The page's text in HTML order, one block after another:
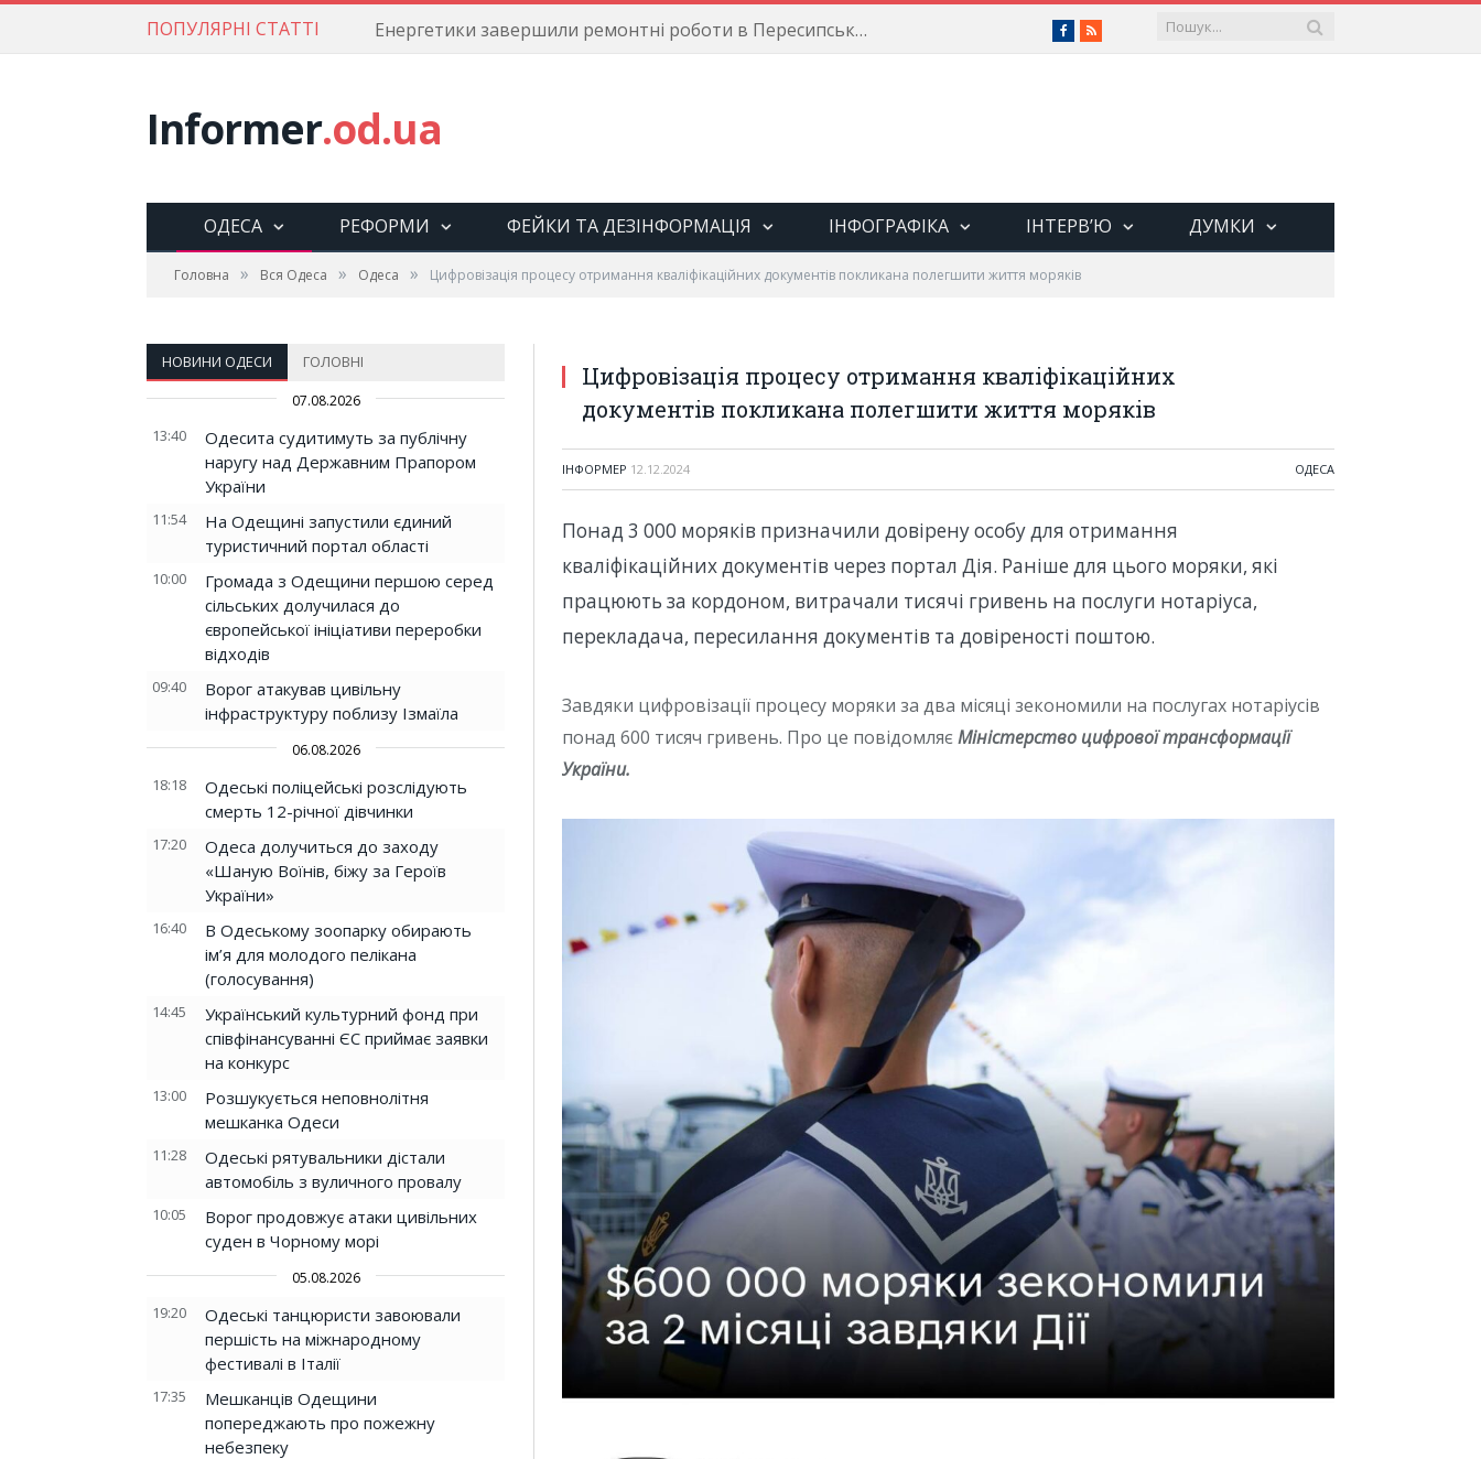
ПОПУЛЯРНІ СТАТТІ Енергетики завершили ремонтні роботи в Пересипському районі Facebook
RSS
Informer.od.ua
ОДЕСА РЕФОРМИ ФЕЙКИ ТА ДЕЗІНФОРМАЦІЯ ІНФОГРАФІКА ІНТЕРВ’Ю ДУМКИ
Головна » Вся Одеса » Одеса » Цифровізація процесу отримання кваліфікаційних документів покликана полегшити життя моряків
НОВИНИ ОДЕСИ ГОЛОВНІ
07.08.2026
13:40
Одесита судитимуть за публічну
наругу над Державним Прапором
України
11:54
На Одещині запустили єдиний
туристичний портал області
10:00
Громада з Одещини першою серед
сільських долучилася до
європейської ініціативи переробки
відходів
09:40
Ворог атакував цивільну
інфраструктуру поблизу Ізмаїла
06.08.2026
18:18
Одеські поліцейські розслідують
смерть 12-річної дівчинки
17:20
Одеса долучиться до заходу
«Шаную Воїнів, біжу за Героїв
України»
16:40
В Одеському зоопарку обирають
ім’я для молодого пелікана
(голосування)
14:45
Український культурний фонд при
співфінансуванні ЄС приймає заявки
на конкурс
13:00
Розшукується неповнолітня
мешканка Одеси
11:28
Одеські рятувальники дістали
автомобіль з вуличного провалу
10:05
Ворог продовжує атаки цивільних
суден в Чорному морі
05.08.2026
19:20
Одеські танцюристи завоювали
першість на міжнародному
фестивалі в Італії
17:35
Мешканців Одещини
попереджають про пожежну
небезпеку
Цифровізація процесу отримання кваліфікаційних
документів покликана полегшити життя моряків
ІНФОРМЕР 12.12.2024 ОДЕСА
Понад 3 000 моряків призначили довірену особу для отримання
кваліфікаційних документів через портал Дія. Раніше для цього моряки, які
працюють за кордоном, витрачали тисячі гривень на послуги нотаріуса,
перекладача, пересилання документів та довіреності поштою.
Завдяки цифровізації процесу моряки за два місяці зекономили на послугах нотаріусів
понад 600 тисяч гривень. Про це повідомляєМіністерство цифрової трансформації
України.